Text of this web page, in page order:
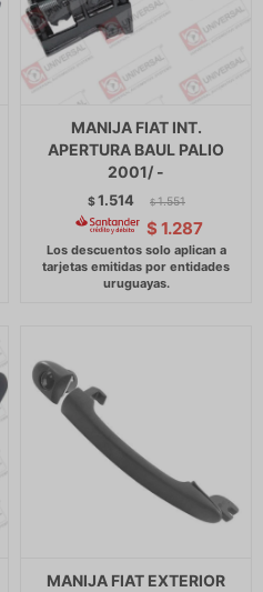
MANIJA FIAT INT.
APERTURA BAUL PALIO
2001/ -
$1.514 $ 1.551
$ 1.287
MANIJA FIAT EXTERIOR